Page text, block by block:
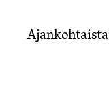
Ajankohtaista